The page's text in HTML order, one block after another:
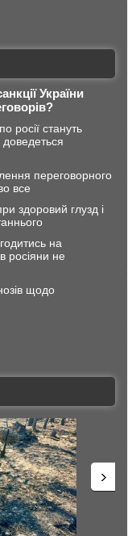
України
росії стануть
переговорного
все
здоровий глузд і
на
росіяни не
щодо